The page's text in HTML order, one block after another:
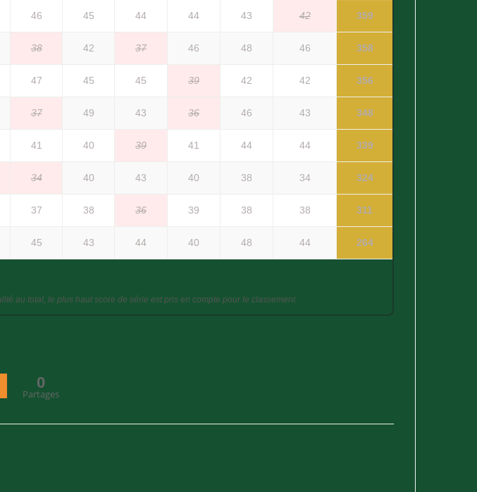
46 45 44 44 43 42 359
38 42 37 46 48 46 358
47 45 45 39 42 42 356
37 49 43 36 46 43 348
41 40 39 41 44 44 339
34 40 43 40 38 34 324
37 38 36 39 38 38 311
45 43 44 40 48 44 264
au total, le plus haut score de série est pris en compte pour le classement.
0
Partages